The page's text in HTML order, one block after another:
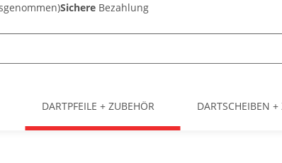
Sichere Bezahlung
DARTPFEILE + ZUBEHÖR DARTSCHEIBEN